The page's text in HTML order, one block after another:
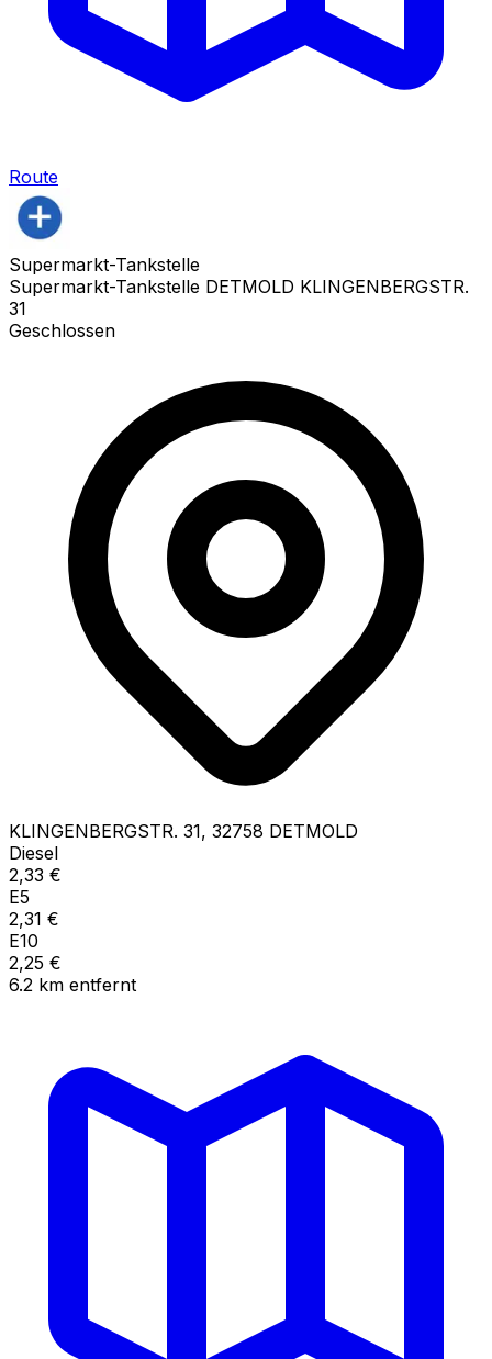
Route
Supermarkt-Tankstelle
Supermarkt-Tankstelle DETMOLD KLINGENBERGSTR.
31
Geschlossen
KLINGENBERGSTR. 31, 32758 DETMOLD
Diesel
2,33 €
E5
2,31 €
E10
2,25 €
6.2 km entfernt